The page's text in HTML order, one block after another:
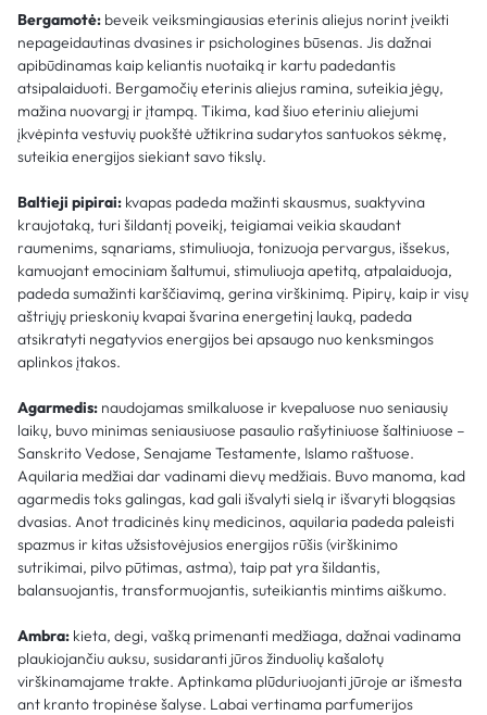
Bergamotė: beveik veiksmingiausias eterinis aliejus norint įveikti
nepageidautinas dvasines ir psichologines būsenas. Jis dažnai
apibūdinamas kaip keliantis nuotaiką ir kartu padedantis
atsipalaiduoti. Bergamočių eterinis aliejus ramina, suteikia jėgų,
mažina nuovargį ir įtampą. Tikima, kad šiuo eteriniu aliejumi
įkvėpinta vestuvių puokštė užtikrina sudarytos santuokos sėkmę,
suteikia energijos siekiant savo tikslų.
Baltieji pipirai: kvapas padeda mažinti skausmus, suaktyvina
kraujotaką, turi šildantį poveikį, teigiamai veikia skaudant
raumenims, sąnariams, stimuliuoja, tonizuoja pervargus, išsekus,
kamuojant emociniam šaltumui, stimuliuoja apetitą, atpalaiduoja,
padeda sumažinti karščiavimą, gerina virškinimą. Pipirų, kaip ir visų
aštriųjų prieskonių kvapai švarina energetinį lauką, padeda
atsikratyti negatyvios energijos bei apsaugo nuo kenksmingos
aplinkos įtakos.
Agarmedis: naudojamas smilkaluose ir kvepaluose nuo seniausių
laikų, buvo minimas seniausiuose pasaulio rašytiniuose šaltiniuose –
Sanskrito Vedose, Senajame Testamente, Islamo raštuose.
Aquilaria medžiai dar vadinami dievų medžiais. Buvo manoma, kad
agarmedis toks galingas, kad gali išvalyti sielą ir išvaryti blogąsias
dvasias. Anot tradicinės kinų medicinos, aquilaria padeda paleisti
spazmus ir kitas užsistovėjusios energijos rūšis (virškinimo
sutrikimai, pilvo pūtimas, astma), taip pat yra šildantis,
balansuojantis, transformuojantis, suteikiantis mintims aiškumo.
Ambra: kieta, degi, vašką primenanti medžiaga, dažnai vadinama
plaukiojančiu auksu, susidaranti jūros žinduolių kašalotų
virškinamajame trakte. Aptinkama plūduriuojanti jūroje ar išmesta
ant kranto tropinėse šalyse. Labai vertinama parfumerijos